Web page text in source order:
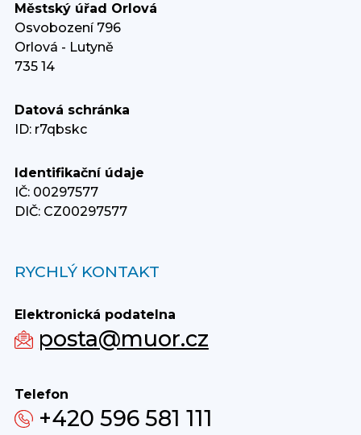
Městský úřad Orlová
Osvobození 796
Orlová - Lutyně
735 14
Datová schránka
ID: r7qbskc
Identifikační údaje
IČ: 00297577
DIČ: CZ00297577
RYCHLÝ KONTAKT
Elektronická podatelna
posta@muor.cz
Telefon
+420 596 581 111